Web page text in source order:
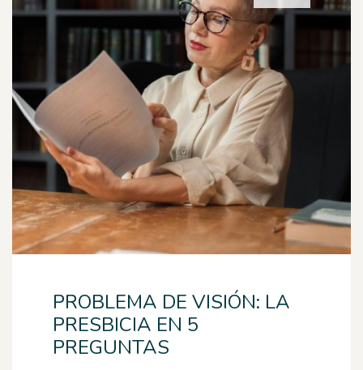
PROBLEMA DE VISIÓN: LA
PRESBICIA EN 5
PREGUNTAS